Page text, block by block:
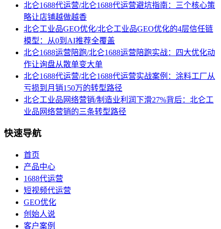
北仑1688代运营/北仑1688代运营避坑指南：三个核心策
略让店铺越做越香
北仑工业品GEO优化/北仑工业品GEO优化的4层信任链
模型：从0到AI推荐全覆盖
北仑1688运营陪跑/北仑1688运营陪跑实战：四大优化动
作让询盘从散单变大单
北仑1688代运营/北仑1688代运营实战案例：涂料工厂从
亏损到月销150万的转型路径
北仑工业品网络营销/制造业利润下滑27%背后：北仑工
业品网络营销的三条转型路径
快速导航
首页
产品中心
1688代运营
短视频代运营
GEO优化
创始人说
客户案例